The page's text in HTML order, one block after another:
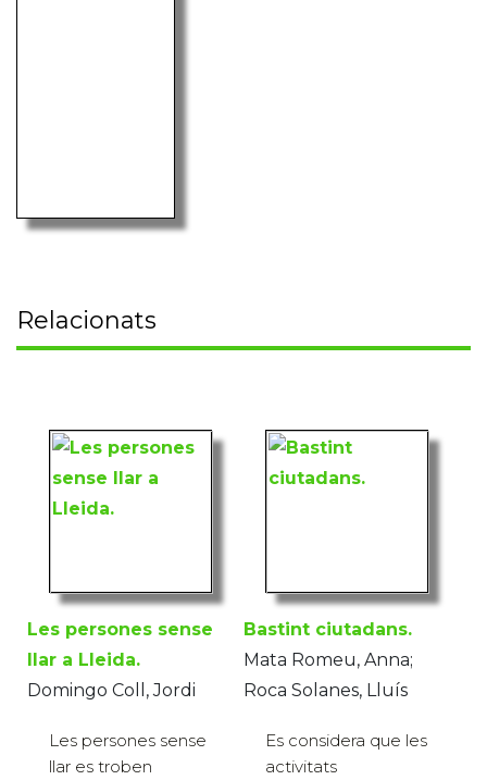
Relacionats
Les persones sense
llar a Lleida.
Domingo Coll, Jordi
Les persones sense
llar es troben
Bastint ciutadans.
Mata Romeu, Anna;
Roca Solanes, Lluís
Es considera que les
activitats